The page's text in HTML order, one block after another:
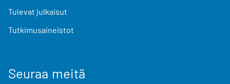
Tulevat julkaisut
Tutkimusaineistot
Seuraa meitä